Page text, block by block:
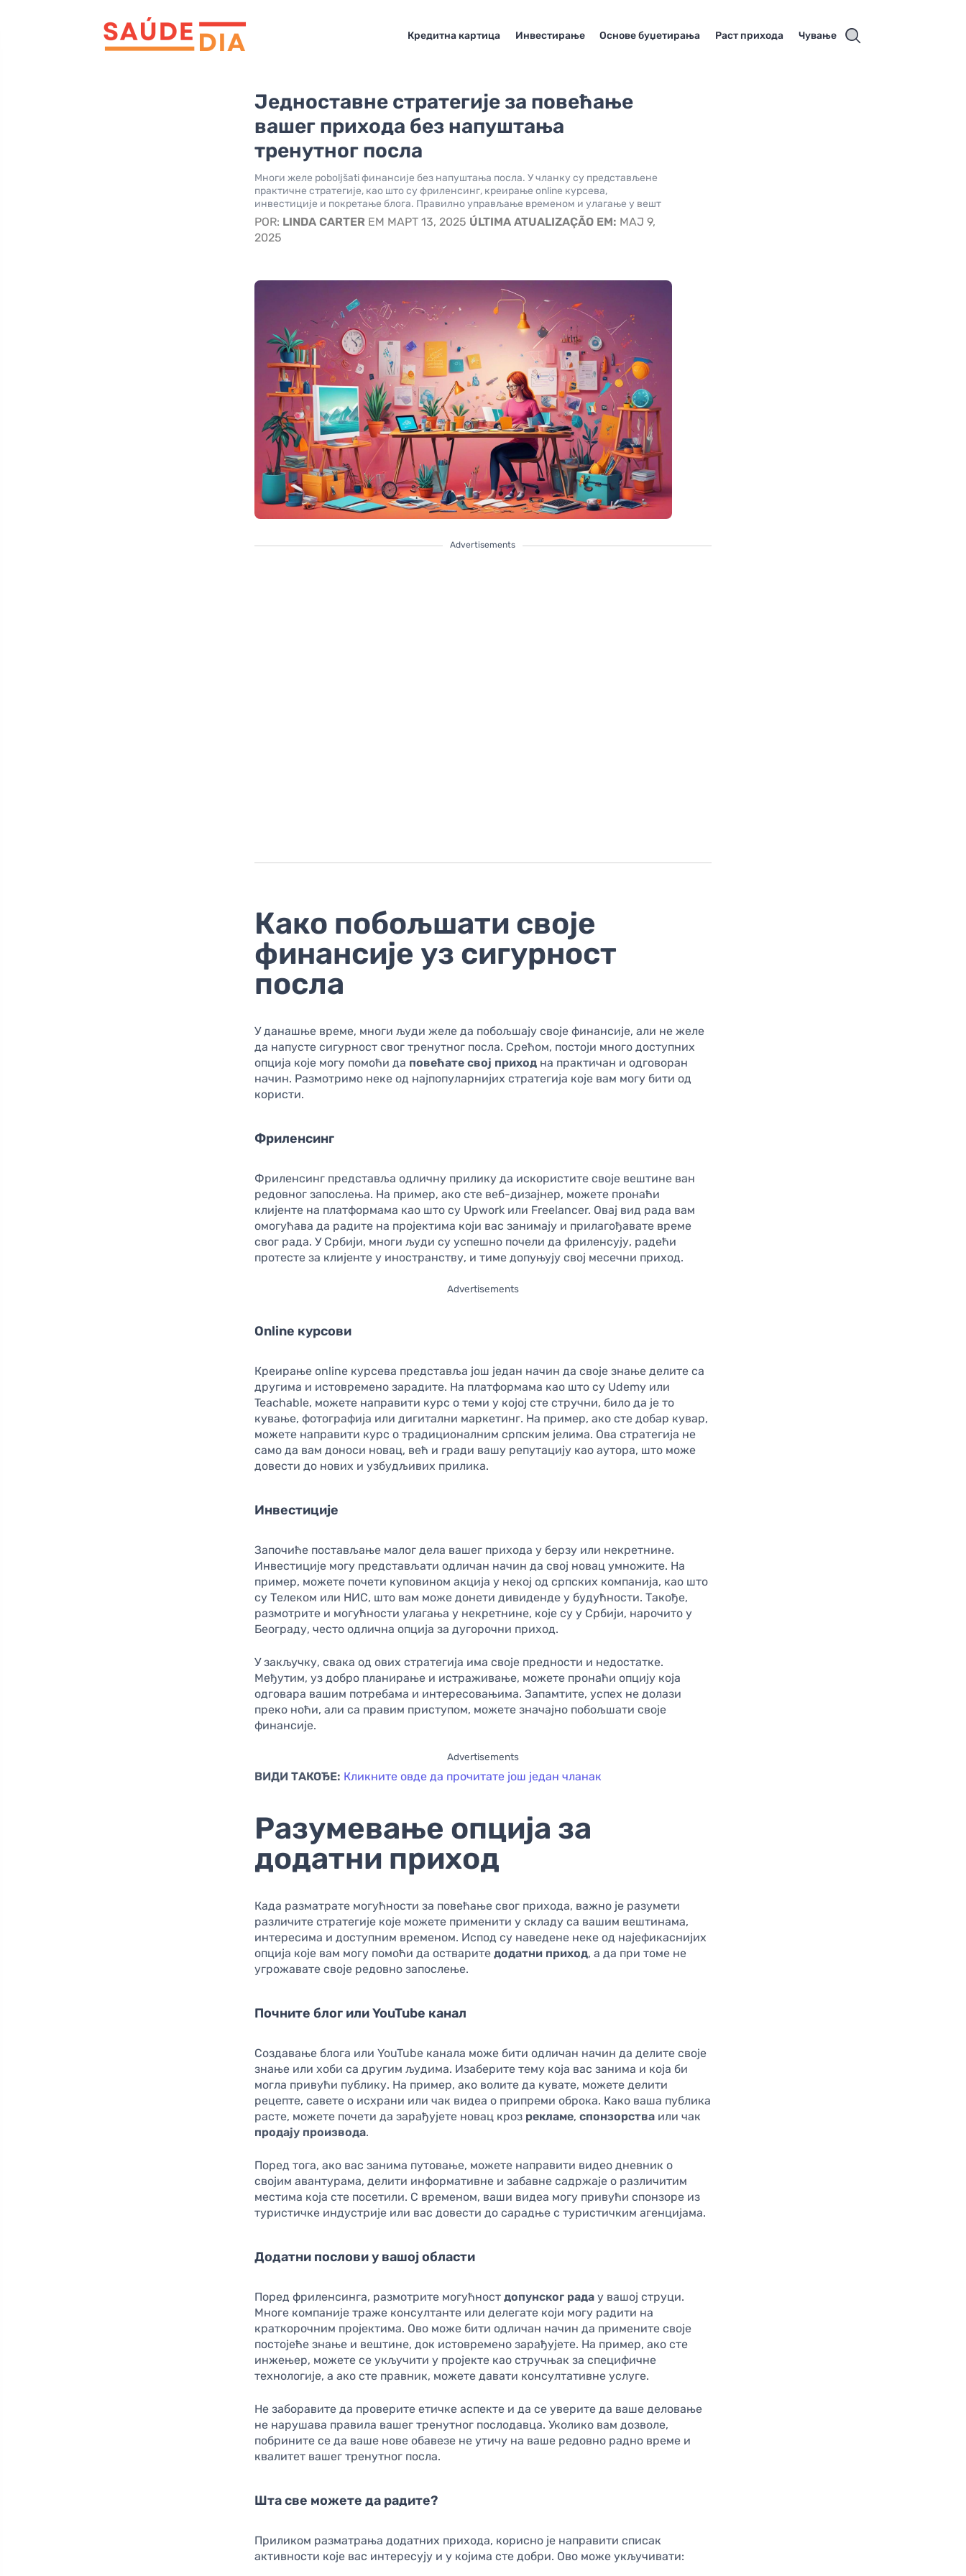
Кредитна картица Инвестирање Основе буџетирања Раст прихода Чување
Једноставне стратегије за повећање
вашег прихода без напуштања
тренутног посла
Многи желе poboljšati финансије без напуштања посла. У чланку су представљене
практичне стратегије, као што су фриленсинг, креирање online курсева,
инвестиције и покретање блога. Правилно управљање временом и улагање у вешт
POR: LINDA CARTER EM МАРТ 13, 2025 ÚLTIMA ATUALIZAÇÃO EM: МАЈ 9,
2025
Advertisements
Како побољшати своје
финансије уз сигурност
посла
У данашње време, многи људи желе да побољшају своје финансије, али не желе
да напусте сигурност свог тренутног посла. Срећом, постоји много доступних
опција које могу помоћи да повећате свој приход на практичан и одговоран
начин. Размотримо неке од најпопуларнијих стратегија које вам могу бити од
користи.
Фриленсинг
Фриленсинг представља одличну прилику да искористите своје вештине ван
редовног запослења. На пример, ако сте веб-дизајнер, можете пронаћи
клијенте на платформама као што су Upwork или Freelancer. Овај вид рада вам
омогућава да радите на пројектима који вас занимају и прилагођавате време
свог рада. У Србији, многи људи су успешно почели да фриленсују, радећи
протесте за клијенте у иностранству, и тиме допуњују свој месечни приход.
Advertisements
Online курсови
Креирање online курсева представља још један начин да своје знање делите са
другима и истовремено зарадите. На платформама као што су Udemy или
Teachable, можете направити курс о теми у којој сте стручни, било да је то
кување, фотографија или дигитални маркетинг. На пример, ако сте добар кувар,
можете направити курс о традиционалним српским јелима. Ова стратегија не
само да вам доноси новац, већ и гради вашу репутацију као аутора, што може
довести до нових и узбудљивих прилика.
Инвестиције
Започиће постављање малог дела вашег прихода у берзу или некретнине.
Инвестиције могу представљати одличан начин да свој новац умножите. На
пример, можете почети куповином акција у некој од српских компанија, као што
су Телеком или НИС, што вам може донети дивиденде у будућности. Такође,
размотрите и могућности улагања у некретнине, које су у Србији, нарочито у
Београду, често одлична опција за дугорочни приход.
У закључку, свака од ових стратегија има своје предности и недостатке.
Међутим, уз добро планирање и истраживање, можете пронаћи опцију која
одговара вашим потребама и интересовањима. Запамтите, успех не долази
преко ноћи, али са правим приступом, можете значајно побољшати своје
финансије.
Advertisements
ВИДИ ТАКОЂЕ: Кликните овде да прочитате још један чланак
Разумевање опција за
додатни приход
Када разматрате могућности за повећање свог прихода, важно је разумети
различите стратегије које можете применити у складу са вашим вештинама,
интересима и доступним временом. Испод су наведене неке од најефикаснијих
опција које вам могу помоћи да остваритедодатни приход, а да при томе не
угрожавате своје редовно запослење.
Почните блог или YouTube канал
Создавање блога или YouTube канала може бити одличан начин да делите своје
знање или хоби са другим људима. Изаберите тему која вас занима и која би
могла привући публику. На пример, ако волите да кувате, можете делити
рецепте, савете о исхрани или чак видеа о припреми оброка. Како ваша публика
расте, можете почети да зарађујете новац кроз рекламе,спонзорства или чак
продају производа.
Поред тога, ако вас занима путовање, можете направити видео дневник о
својим авантурама, делити информативне и забавне садржаје о различитим
местима која сте посетили. С временом, ваши видеа могу привући спонзоре из
туристичке индустрије или вас довести до сарадње с туристичким агенцијама.
Додатни послови у вашој области
Поред фриленсинга, размотрите могућностдопунског рада у вашој струци.
Многе компаније траже консултанте или делегате који могу радити на
краткорочним пројектима. Ово може бити одличан начин да примените своје
постојеће знање и вештине, док истовремено зарађујете. На пример, ако сте
инжењер, можете се укључити у пројекте као стручњак за специфичне
технологије, а ако сте правник, можете давати консултативне услуге.
Не заборавите да проверите етичке аспекте и да се уверите да ваше деловање
не нарушава правила вашег тренутног послодавца. Уколико вам дозволе,
побрините се да ваше нове обавезе не утичу на ваше редовно радно време и
квалитет вашег тренутног посла.
Шта све можете да радите?
Приликом разматрања додатних прихода, корисно је направити списак
активности које вас интересују и у којима сте добри. Ово може укључивати: